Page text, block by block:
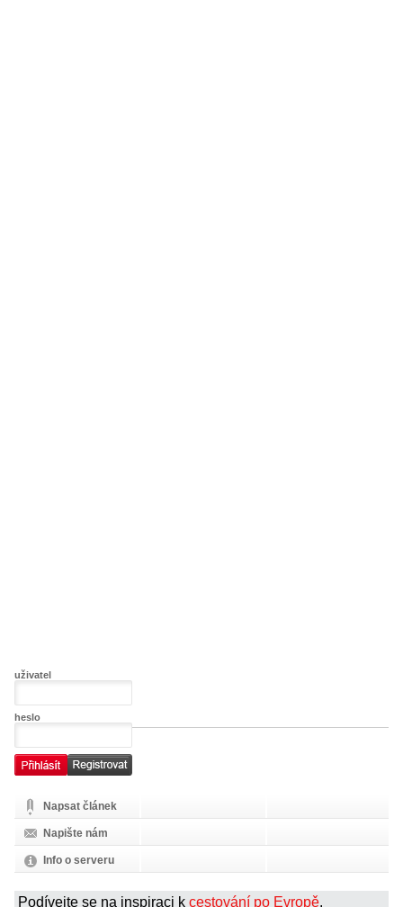
uživatel
heslo
Napsat článek
Napište nám
Info o serveru
Podívejte se na inspiraci k cestování po Evropě.